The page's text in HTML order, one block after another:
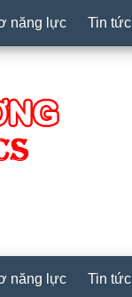
năng lực Tin tức
năng lực Tin tức